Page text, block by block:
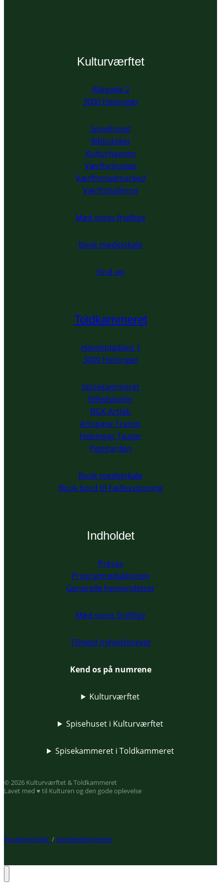
Kulturværftet
Allegade 2
3000 Helsingør
Spisehuset
Biblioteket
Kulturhavnen
Værftsmuseet
Værftsmadmarked
Værftshallerne
Mød vores frivillige
Book mødelokale
Find vej
Toldkammeret
Havnepladsen 1
3000 Helsingør
Spisekammeret
Billedskolen
BGK Artlab
Artspace Transit
Helsingør Teater
Pigegarden
Book mødelokale
Book bord til Fællesspisning
Indholdet
Presse
Programredaktionen
Generelle henvendelser
Mød vores frivillige
Tilmeld nyhedsbrevet
Kend os på numrene
Kulturværftet
Spisehuset i Kulturværftet
Spisekammeret i Toldkammeret
© 2026 Kulturværftet & Toldkammeret
Lavet med ♥ til Kulturen og den gode oplevelse
Privatlivspolitik / Handelsbetingelser